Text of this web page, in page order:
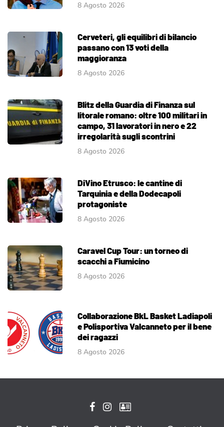
8 Agosto 2026
Cerveteri, gli equilibri di bilancio
passano con 13 voti della
maggioranza
8 Agosto 2026
Blitz della Guardia di Finanza sul
litorale romano: oltre 100 militari in
campo, 31 lavoratori in nero e 22
irregolarità sugli scontrini
8 Agosto 2026
DiVino Etrusco: le cantine di
Tarquinia e della Dodecapoli
protagoniste
8 Agosto 2026
Caravel Cup Tour: un torneo di
scacchi a Fiumicino
8 Agosto 2026
Collaborazione BkL Basket Ladiapoli
e Polisportiva Valcanneto per il bene
dei ragazzi
8 Agosto 2026